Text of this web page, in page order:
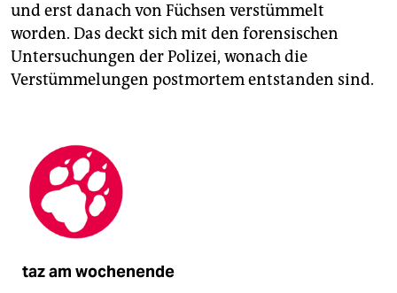
und erst danach von Füchsen verstümmelt
worden. Das deckt sich mit den forensischen
Untersuchungen der Polizei, wonach die
Verstümmelungen postmortem entstanden sind.
taz am wochenende